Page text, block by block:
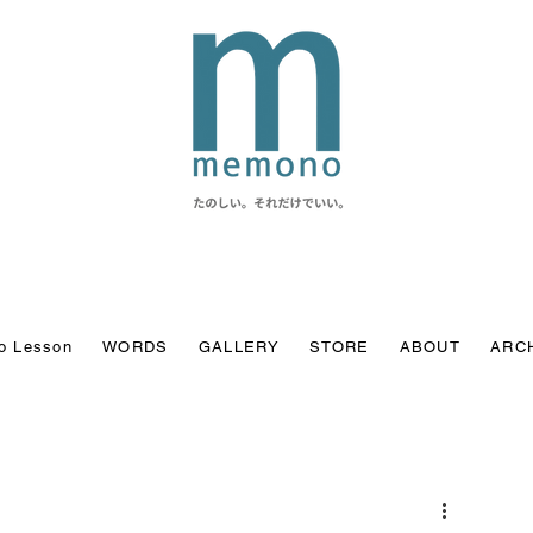
Lesson WORDS GALLERY STORE ABOUT